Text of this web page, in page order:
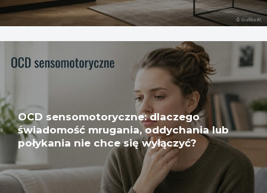
OCD sensomotoryczne: dlaczego
świadomość mrugania, oddychania lub
połykania nie chce się wyłączyć?